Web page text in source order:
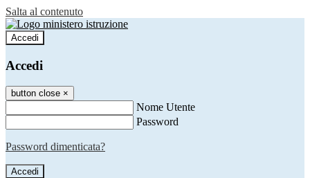
Salta al contenuto
Accedi
Accedi
button close ×
Nome Utente
Password
Password dimenticata?